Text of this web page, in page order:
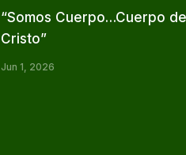
“Somos Cuerpo…Cuerpo de
Cristo”
Jun 1, 2026